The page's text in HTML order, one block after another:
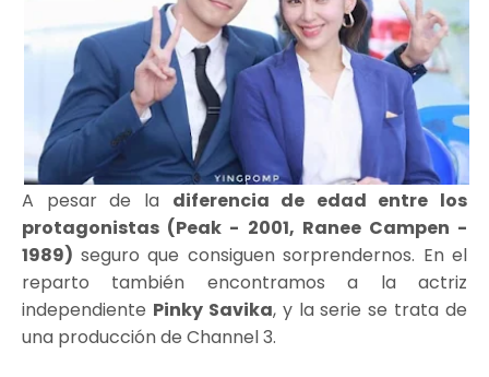
A pesar de la diferencia de edad entre los
protagonistas (Peak - 2001, Ranee Campen -
1989) seguro que consiguen sorprendernos. En el
reparto también encontramos a la actriz
independiente Pinky Savika, y la serie se trata de
una producción de Channel 3.